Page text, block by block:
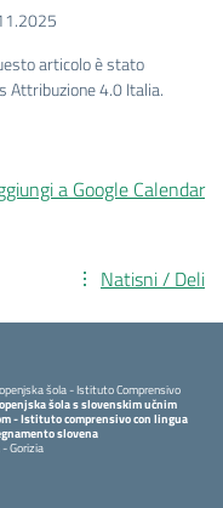
articolo è stato
Attribuzione 4.0 Italia.
a Google Calendar
Natisni / Deli
šola - Istituto Comprensivo
šola s slovenskim učnim
- Istituto comprensivo con lingua
slovena
- Gorizia